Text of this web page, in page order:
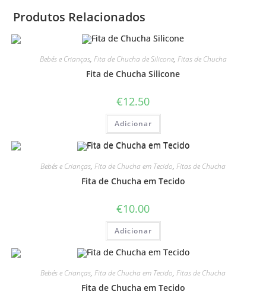
Produtos Relacionados
Bebés e Crianças, Fita de Chucha de Silicone, Fitas de Chucha
Fita de Chucha Silicone
€12.50
Adicionar
Bebés e Crianças, Fita de Chucha em Tecido, Fitas de Chucha
Fita de Chucha em Tecido
€10.00
Adicionar
Bebés e Crianças, Fita de Chucha em Tecido, Fitas de Chucha
Fita de Chucha em Tecido